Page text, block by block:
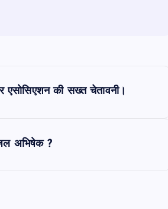
एसोसिएशन की सख्त चेतावनी।
अभिषेक ?